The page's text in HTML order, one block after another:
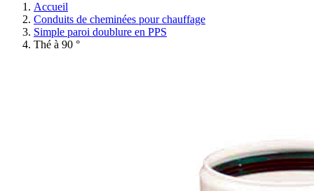
Accueil
Conduits de cheminées pour chauffage
Simple paroi doublure en PPS
Thé à 90 °